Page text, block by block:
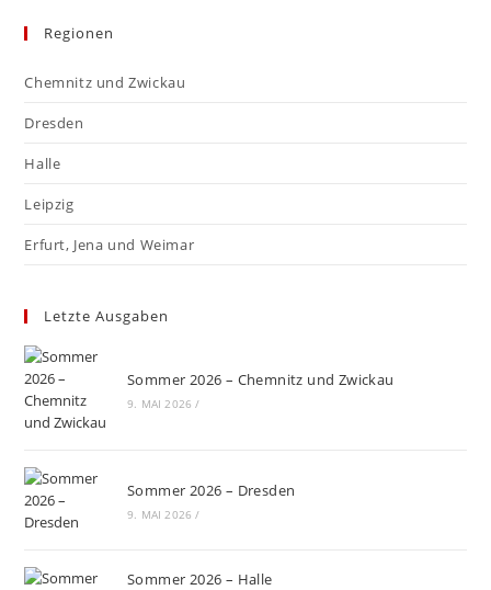
Regionen
Chemnitz und Zwickau
Dresden
Halle
Leipzig
Erfurt, Jena und Weimar
Letzte Ausgaben
Sommer 2026 – Chemnitz und Zwickau
9. MAI 2026 /
Sommer 2026 – Dresden
9. MAI 2026 /
Sommer 2026 – Halle